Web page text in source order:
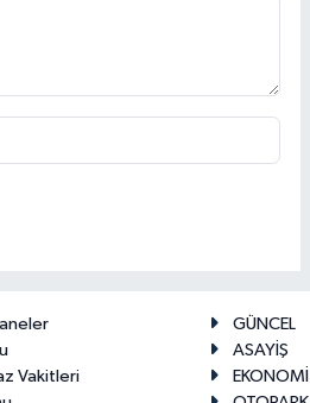
Vakitleri
GÜNCEL
ASAYİŞ
EKONOMİ